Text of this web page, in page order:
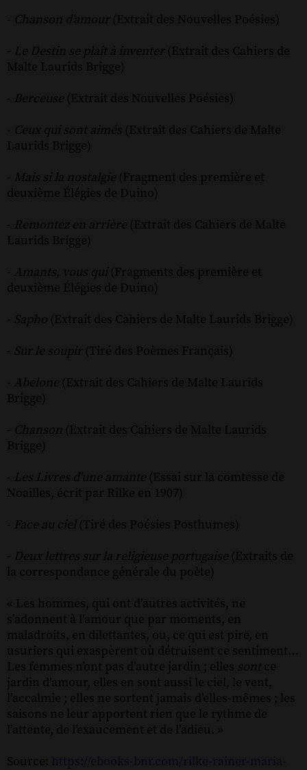
- Chanson d'amour (Extrait des Nouvelles Poésies)
- Le Destin se plaît à inventer (Extrait des Cahiers de
Malte Laurids Brigge)
- Berceuse (Extrait des Nouvelles Poésies)
- Ceux qui sont aimés (Extrait des Cahiers de Malte
Laurids Brigge)
- Mais si la nostalgie (Fragment des première et
deuxième Élégies de Duino)
- Remontez en arrière (Extrait des Cahiers de Malte
Laurids Brigge)
- Amants, vous qui(Fragments des première et
deuxième Élégies de Duino)
- Sapho (Extrait des Cahiers de Malte Laurids Brigge)
- Sur le soupir (Tiré des Poèmes Français)
- Abelone (Extrait des Cahiers de Malte Laurids
Brigge)
- Chanson (Extrait des Cahiers de Malte Laurids
Brigge)
- Les Livres d'une amante (Essai sur la comtesse de
Noailles, écrit par Rilke en 1907)
- Face au ciel(Tiré des Poésies Posthumes)
- Deux lettres sur la religieuse portugaise (Extraits de
la correspondance générale du poète)
« Les hommes, qui ont d’autres activités, ne
s’adonnent à l’amour que par moments, en
maladroits, en dilettantes, ou, ce qui est pire, en
usuriers qui exaspèrent où détruisent ce sentiment…
Les femmes n’ont pas d’autre jardin ; elles sont ce
jardin d’amour, elles en sont aussi le ciel, le vent,
l’accalmie ; elles ne sortent jamais d’elles-mêmes ; les
saisons ne leur apportent rien que le rythme de
l’attente, de l’exaucement et de l’adieu. »
Source: